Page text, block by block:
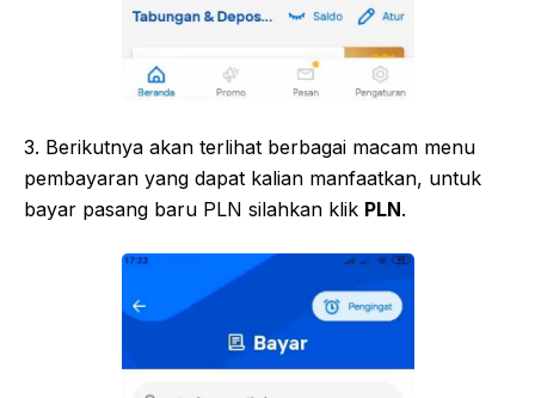
3. Berikutnya akan terlihat berbagai macam menu
pembayaran yang dapat kalian manfaatkan, untuk
bayar pasang baru PLN silahkan klik PLN.